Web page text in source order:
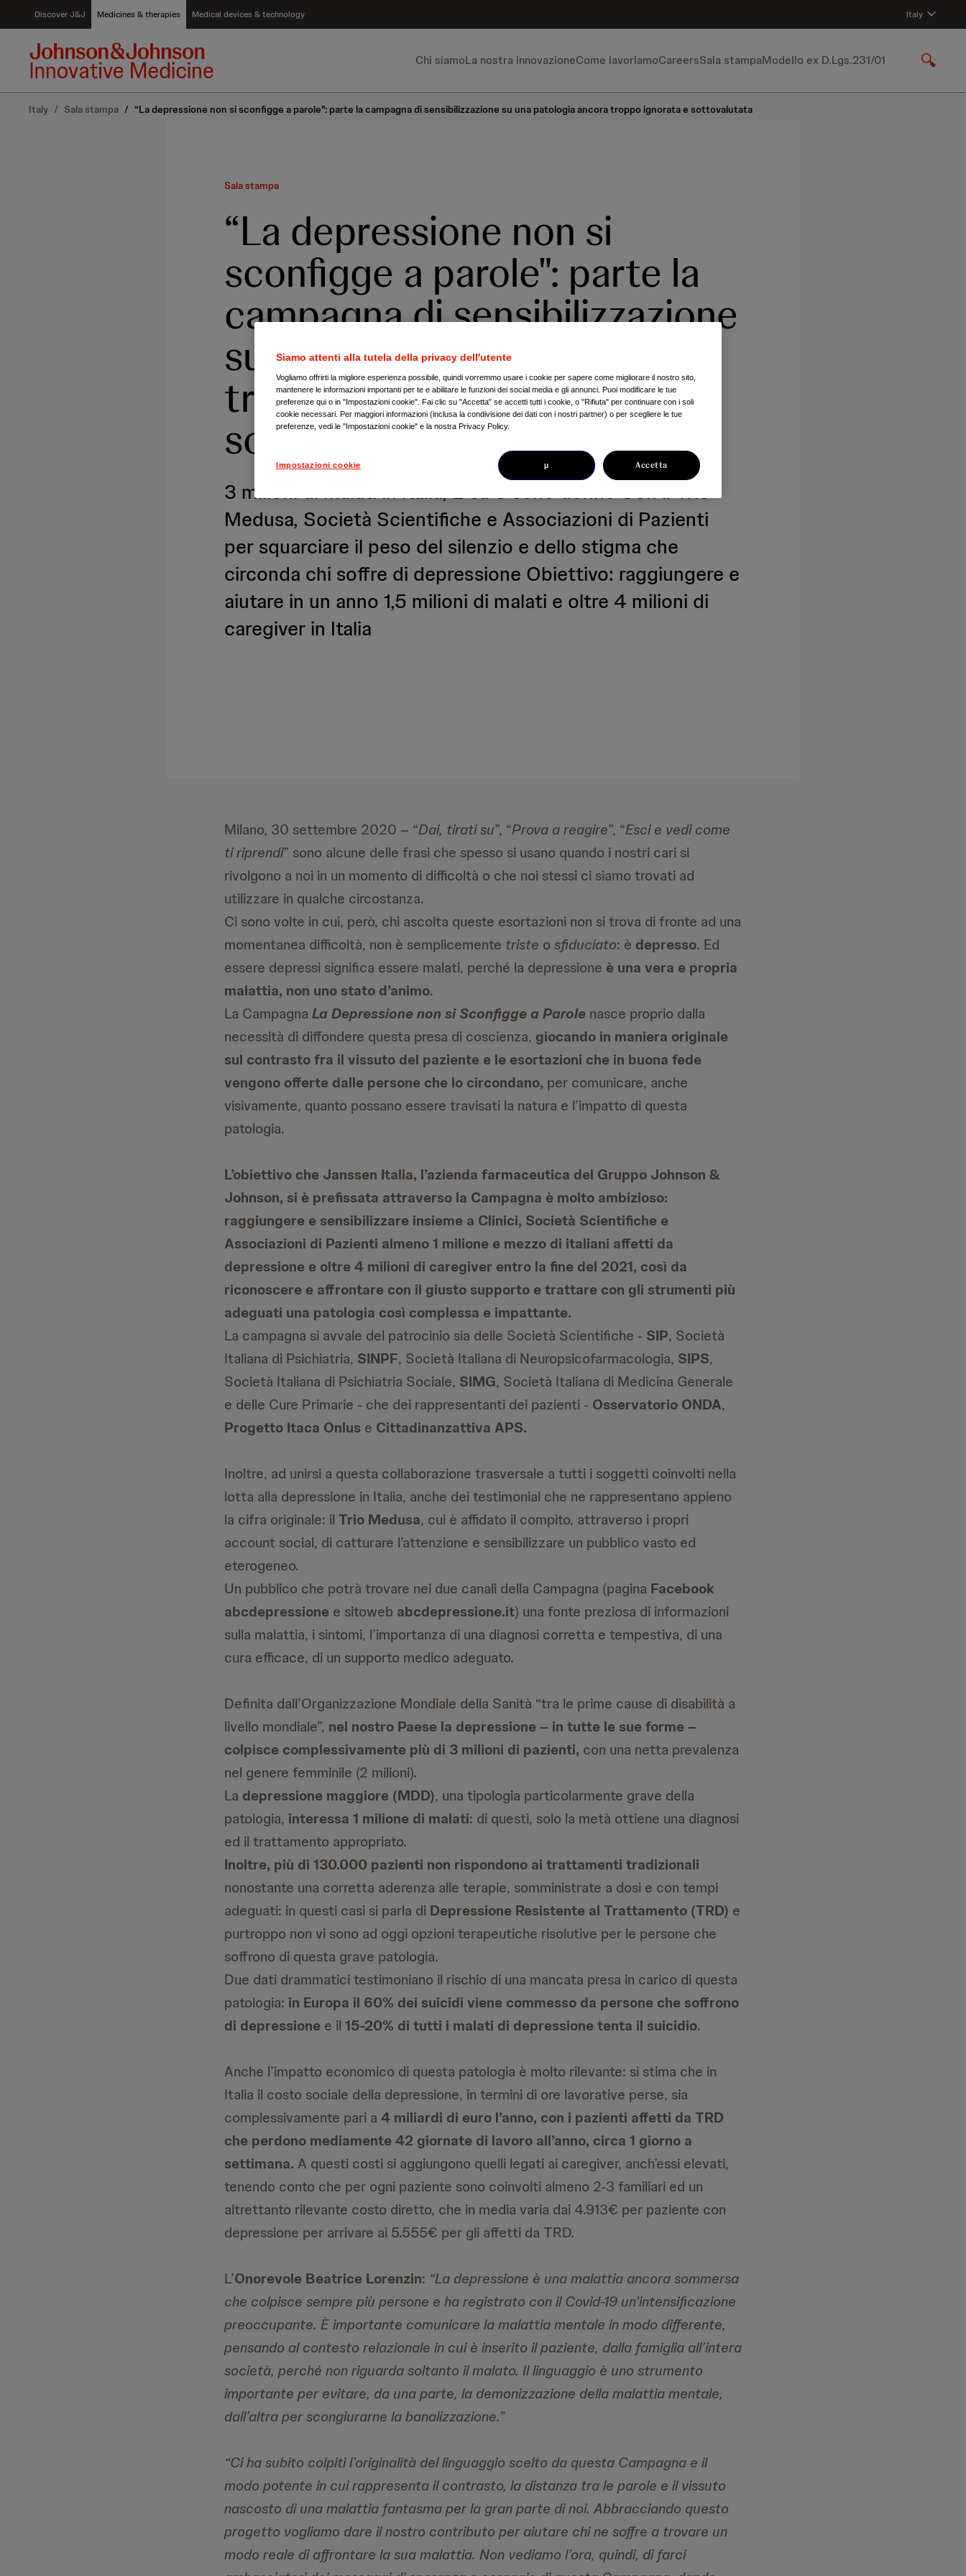
c
Discover J&J Medicines & therapies Medical devices & technology Italy
Chi siamoLa nostra innovazioneCome lavoriamoCareersSala stampaModello ex D.Lgs.231/01
S
o
Italy / Sala stampa / “La depressione non si sconfigge a parole": parte la campagna di sensibilizzazione su una patologia ancora troppo ignorata e sottovalutata
Sala stampa
“La depressione non si
sconfigge a parole": parte la
campagna di sensibilizzazione
su una patologia ancora
troppo ignorata e
sottovalutata
3 milioni di malati in Italia, 2 su 3 sono donne Con il Trio
Medusa, Società Scientifiche e Associazioni di Pazienti
per squarciare il peso del silenzio e dello stigma che
circonda chi soffre di depressione Obiettivo: raggiungere e
aiutare in un anno 1,5 milioni di malati e oltre 4 milioni di
caregiver in Italia
Milano, 30 settembre 2020 – “Dai, tirati su”, “Prova a reagire”, “Esci e vedi come
ti riprendi” sono alcune delle frasi che spesso si usano quando i nostri cari si
rivolgono a noi in un momento di difficoltà o che noi stessi ci siamo trovati ad
utilizzare in qualche circostanza.
Ci sono volte in cui, però, chi ascolta queste esortazioni non si trova di fronte ad una
momentanea difficoltà, non è semplicemente triste o sfiduciato: è depresso. Ed
essere depressi significa essere malati, perché la depressione è una vera e propria
malattia, non uno stato d’animo.
La Campagna La Depressione non si Sconfigge a Parole nasce proprio dalla
necessità di diffondere questa presa di coscienza, giocando in maniera originale
sul contrasto fra il vissuto del paziente e le esortazioni che in buona fede
vengono offerte dalle persone che lo circondano, per comunicare, anche
visivamente, quanto possano essere travisati la natura e l’impatto di questa
patologia.
L’obiettivo che Janssen Italia, l’azienda farmaceutica del Gruppo Johnson &
Johnson, si è prefissata attraverso la Campagna è molto ambizioso:
raggiungere e sensibilizzare insieme a Clinici, Società Scientifiche e
Associazioni di Pazienti almeno 1 milione e mezzo di italiani affetti da
depressione e oltre 4 milioni di caregiver entro la fine del 2021, così da
riconoscere e affrontare con il giusto supporto e trattare con gli strumenti più
adeguati una patologia così complessa e impattante.
La campagna si avvale del patrocinio sia delle Società Scientifiche - SIP, Società
Italiana di Psichiatria, SINPF, Società Italiana di Neuropsicofarmacologia, SIPS,
Società Italiana di Psichiatria Sociale, SIMG, Società Italiana di Medicina Generale
e delle Cure Primarie - che dei rappresentanti dei pazienti - Osservatorio ONDA,
Progetto Itaca Onlus e Cittadinanzattiva APS.
Inoltre, ad unirsi a questa collaborazione trasversale a tutti i soggetti coinvolti nella
lotta alla depressione in Italia, anche dei testimonial che ne rappresentano appieno
la cifra originale: il Trio Medusa, cui è affidato il compito, attraverso i propri
account social, di catturare l’attenzione e sensibilizzare un pubblico vasto ed
eterogeneo.
Un pubblico che potrà trovare nei due canali della Campagna (pagina Facebook
abcdepressione e sitoweb abcdepressione.it) una fonte preziosa di informazioni
sulla malattia, i sintomi, l’importanza di una diagnosi corretta e tempestiva, di una
cura efficace, di un supporto medico adeguato.
Definita dall’Organizzazione Mondiale della Sanità “tra le prime cause di disabilità a
livello mondiale”, nel nostro Paese la depressione – in tutte le sue forme –
colpisce complessivamente più di 3 milioni di pazienti, con una netta prevalenza
nel genere femminile (2 milioni).
La depressione maggiore (MDD), una tipologia particolarmente grave della
patologia, interessa 1 milione di malati: di questi, solo la metà ottiene una diagnosi
ed il trattamento appropriato.
Inoltre, più di 130.000 pazienti non rispondono ai trattamenti tradizionali
nonostante una corretta aderenza alle terapie, somministrate a dosi e con tempi
adeguati: in questi casi si parla di Depressione Resistente al Trattamento (TRD) e
purtroppo non vi sono ad oggi opzioni terapeutiche risolutive per le persone che
soffrono di questa grave patologia.
Due dati drammatici testimoniano il rischio di una mancata presa in carico di questa
patologia: in Europa il 60% dei suicidi viene commesso da persone che soffrono
di depressione e il 15-20% di tutti i malati di depressione tenta il suicidio.
Anche l’impatto economico di questa patologia è molto rilevante: si stima che in
Italia il costo sociale della depressione, in termini di ore lavorative perse, sia
complessivamente pari a 4 miliardi di euro l’anno, con i pazienti affetti da TRD
che perdono mediamente 42 giornate di lavoro all’anno, circa 1 giorno a
settimana. A questi costi si aggiungono quelli legati ai caregiver, anch’essi elevati,
tenendo conto che per ogni paziente sono coinvolti almeno 2-3 familiari ed un
altrettanto rilevante costo diretto, che in media varia dai 4.913€ per paziente con
depressione per arrivare ai 5.555€ per gli affetti da TRD.
L’Onorevole Beatrice Lorenzin: “La depressione è una malattia ancora sommersa
che colpisce sempre più persone e ha registrato con il Covid-19 un’intensificazione
preoccupante. È importante comunicare la malattia mentale in modo differente,
pensando al contesto relazionale in cui è inserito il paziente, dalla famiglia all’intera
società, perché non riguarda soltanto il malato. Il linguaggio è uno strumento
importante per evitare, da una parte, la demonizzazione della malattia mentale,
dall’altra per scongiurarne la banalizzazione.”
“Ci ha subito colpiti l’originalità del linguaggio scelto da questa Campagna e il
modo potente in cui rappresenta il contrasto, la distanza tra le parole e il vissuto
nascosto di una malattia fantasma per la gran parte di noi. Abbracciando questo
progetto vogliamo dare il nostro contributo per aiutare chi ne soffre a trovare un
modo reale di affrontare la sua malattia. Non vediamo l’ora, quindi, di farci
Siamo attenti alla tutela della privacy dell'utente
Vogliamo offrirti la migliore esperienza possibile, quindi vorremmo usare i cookie per sapere come migliorare il nostro sito,
mantenere le informazioni importanti per te e abilitare le funzioni dei social media e gli annunci. Puoi modificare le tue
preferenze qui o in "Impostazioni cookie". Fai clic su "Accetta" se accetti tutti i cookie, o "Rifiuta" per continuare con i soli
cookie necessari. Per maggiori informazioni (inclusa la condivisione dei dati con i nostri partner) o per scegliere le tue
preferenze, vedi le "Impostazioni cookie" e la nostra Privacy Policy.
Impostazioni cookie µ Accetta